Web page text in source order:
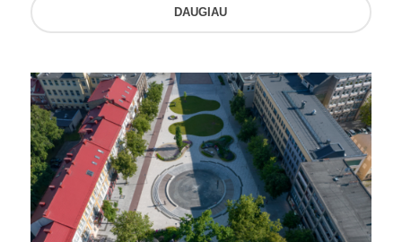
DAUGIAU